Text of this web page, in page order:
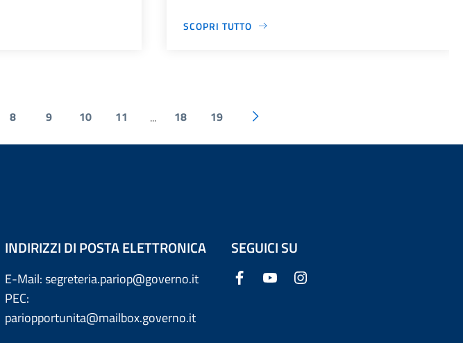
SCOPRI TUTTO
8 9 10 11 ... 18 19
INDIRIZZI DI POSTA ELETTRONICA
E-Mail: segreteria.pariop@governo.it
PEC:
pariopportunita@mailbox.governo.it
SEGUICI SU